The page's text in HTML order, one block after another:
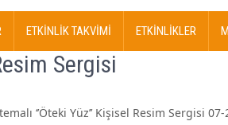
ETKİNLİK TAKVİMİ ETKİNLİKLER
Sergisi
‘’Öteki Yüz’’ Kişisel Resim